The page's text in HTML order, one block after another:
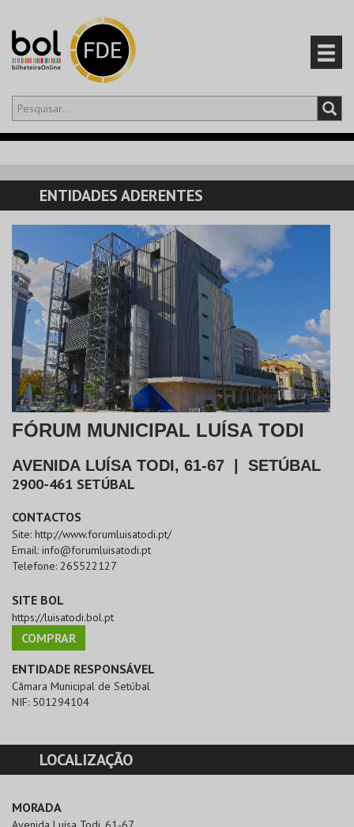
Olá,iniciar sessão
CARRINHO
EVENTOS
CARTÕES
PRODUTOS
ENTIDADES ADERENTES
FÓRUM MUNICIPAL LUÍSA TODI
AVENIDA LUÍSA TODI, 61-67 SETÚBAL
2900-461 SETÚBAL
CONTACTOS
Site: http://www.forumluisatodi.pt/
Email: info@forumluisatodi.pt
Telefone: 265522127
SITE BOL
https://luisatodi.bol.pt
COMPRAR
ENTIDADE RESPONSÁVEL
Câmara Municipal de Setúbal
NIF: 501294104
LOCALIZAÇÃO
MORADA